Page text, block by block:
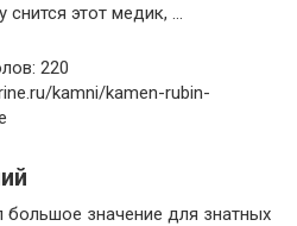
этот медик, …
220
kamni/kamen-rubin-
большое значение для знатных